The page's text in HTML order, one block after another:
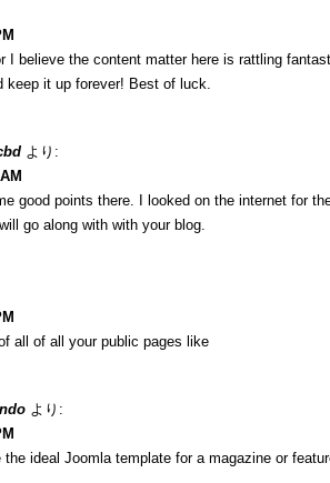
I believe the content matter here is rattling
keep it up forever! Best of luck.
より:
good points there. I looked on the internet for
go along with with your blog.
all of all your public pages like
より:
the ideal Joomla template for a magazine or